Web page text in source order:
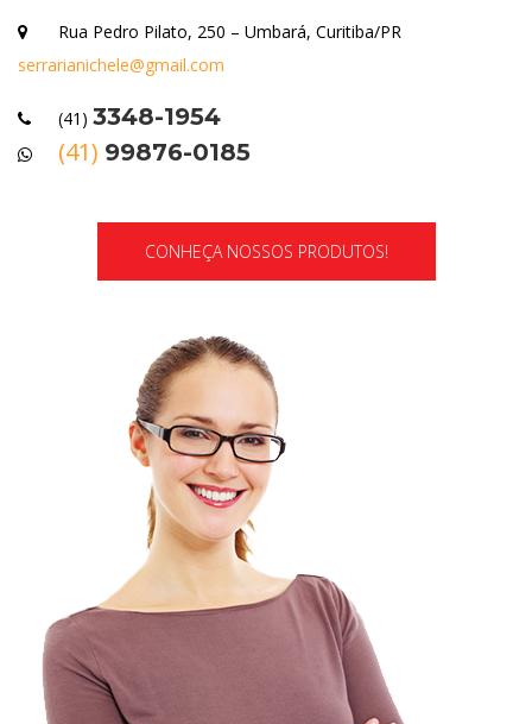
Rua Pedro Pilato, 250 – Umbará, Curitiba/PR
serrarianichele@gmail.com
(41) 3348-1954
(41) 99876-0185
CONHEÇA NOSSOS PRODUTOS!